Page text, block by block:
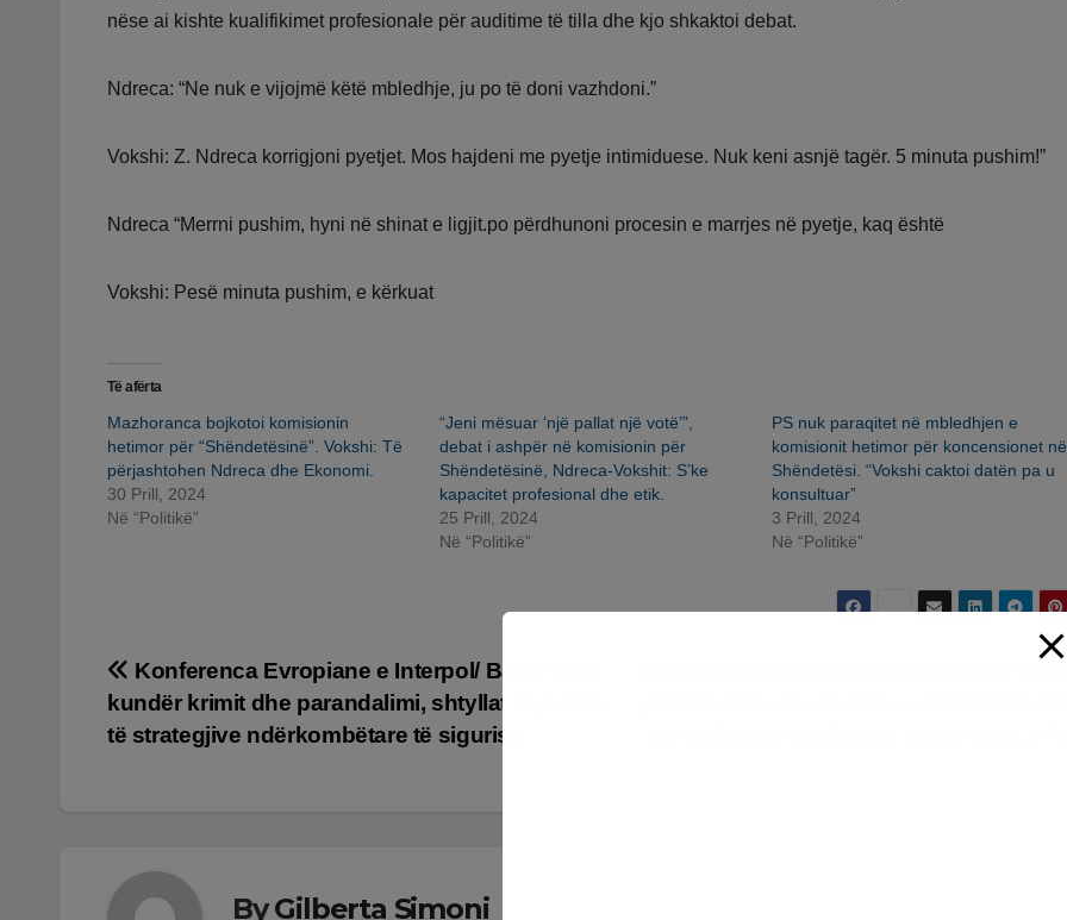
nëse ai kishte kualifikimet profesionale për auditime të tilla dhe kjo shkaktoi debat.
Ndreca: “Ne nuk e vijojmë këtë mbledhje, ju po të doni vazhdoni.”
Vokshi: Z. Ndreca korrigjoni pyetjet. Mos hajdeni me pyetje intimiduese. Nuk keni asnjë tagër. 5 minuta pushim!”
Ndreca “Merrni pushim, hyni në shinat e ligjit.po përdhunoni procesin e marrjes në pyetje, kaq është
Vokshi: Pesë minuta pushim, e kërkuat
Të afërta
Mazhoranca bojkotoi komisionin
hetimor për “Shëndetësinë”. Vokshi: Të
përjashtohen Ndreca dhe Ekonomi.
30 Prill, 2024
Në “Politikë”
“Jeni mësuar ‘një pallat një votë’”,
debat i ashpër në komisionin për
Shëndetësinë, Ndreca-Vokshit: S’ke
kapacitet profesional dhe etik.
25 Prill, 2024
Në “Politikë”
PS nuk paraqitet në mbledhjen e
komisionit hetimor për koncensionet në
Shëndetësi. “Vokshi caktoi datën pa u
konsultuar”
3 Prill, 2024
Në “Politikë”
Lëvizje
te
Konferenca Evropiane e Interpol/ Balla: Lufta
kundër krimit dhe parandalimi, shtyllat kryesore
të strategjive ndërkombëtare të sigurisë
ByGilberta Simoni